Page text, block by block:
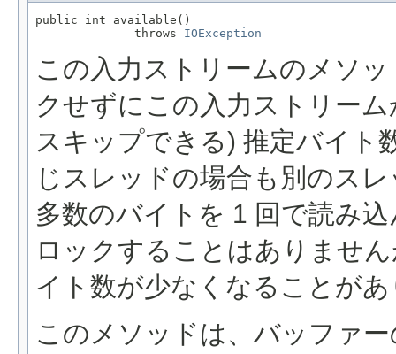
public int available()
              throws
IOException
この入力ストリームのメソ
クせずにこの入力ストリー
スキップできる) 推定バイト
じスレッドの場合も別のス
多数のバイトを 1 回で読み
ロックすることはありませ
イト数が少なくなることが
このメソッドは、バッファ